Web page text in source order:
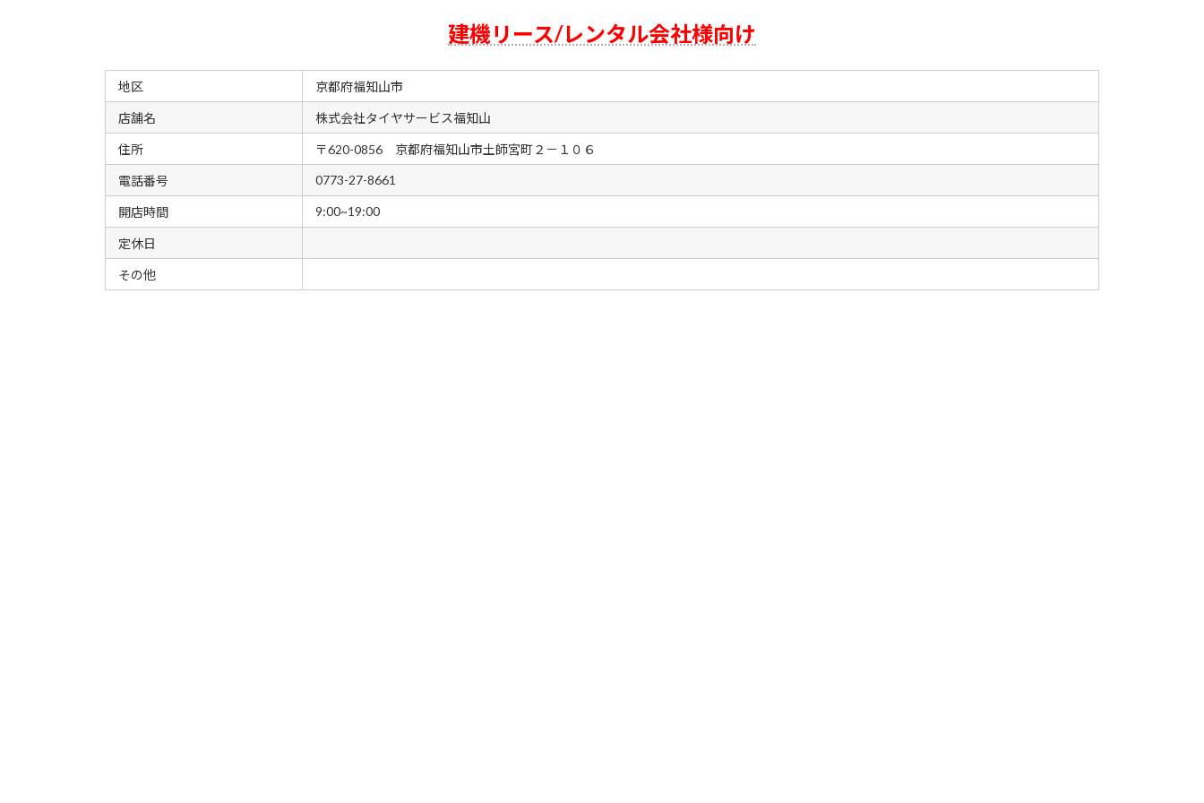
建機リース/レンタル会社様向け
地区 京都府福知山市
店舗名 株式会社タイヤサービス福知山
住所 〒620-0856 京都府福知山市土師宮町２－１０６
電話番号 0773-27-8661
開店時間 9:00~19:00
定休日
その他